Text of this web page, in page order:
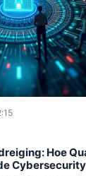
Hoe